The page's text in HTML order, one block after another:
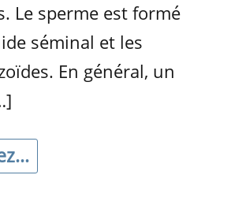
Le sperme est formé
séminal et les
En général, un